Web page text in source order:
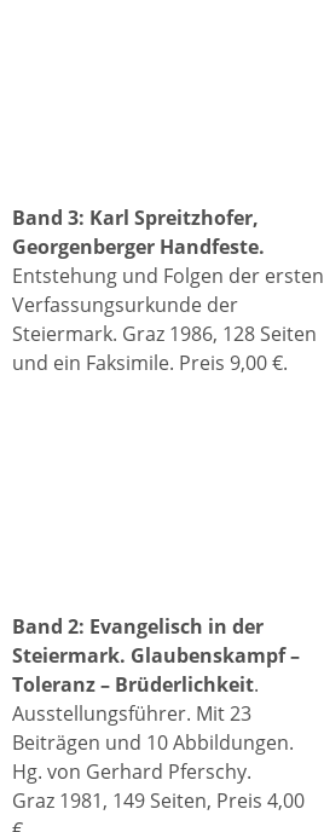
Band 3: Karl Spreitzhofer,
Georgenberger Handfeste.
Entstehung und Folgen der ersten
Verfassungsurkunde der
Steiermark. Graz 1986, 128 Seiten
und ein Faksimile. Preis 9,00 €.
Band 2: Evangelisch in der
Steiermark. Glaubenskampf –
Toleranz – Brüderlichkeit.
Ausstellungsführer. Mit 23
Beiträgen und 10 Abbildungen.
Hg. von Gerhard Pferschy.
Graz 1981, 149 Seiten, Preis 4,00